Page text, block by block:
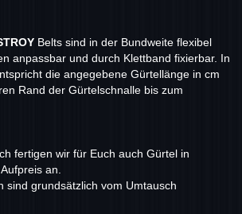
Belts sind in der Bundweite flexibel
anpassbar und durch Klettband fixierbar. In
die angegebene Gürtellänge in cm
Rand der Gürtelschnalle bis zum
fertigen wir für Euch auch Gürtel in
an.
sind grundsätzlich vom Umtausch